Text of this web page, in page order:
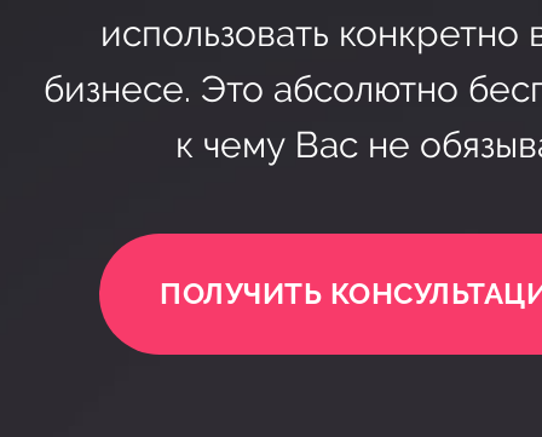
использовать
бизнесе. Это абсолютно
к чему Вас не
ПОЛУЧИТЬ